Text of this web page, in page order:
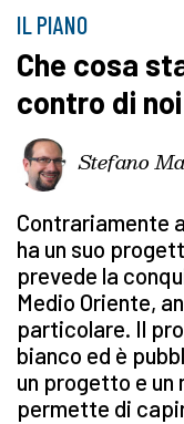
IL PIANO
Che cosa
contro di noi
Stefano
Contrariamente
ha un suo
prevede la
Medio Oriente,
particolare. Il
bianco ed è
un progetto e un
permette di